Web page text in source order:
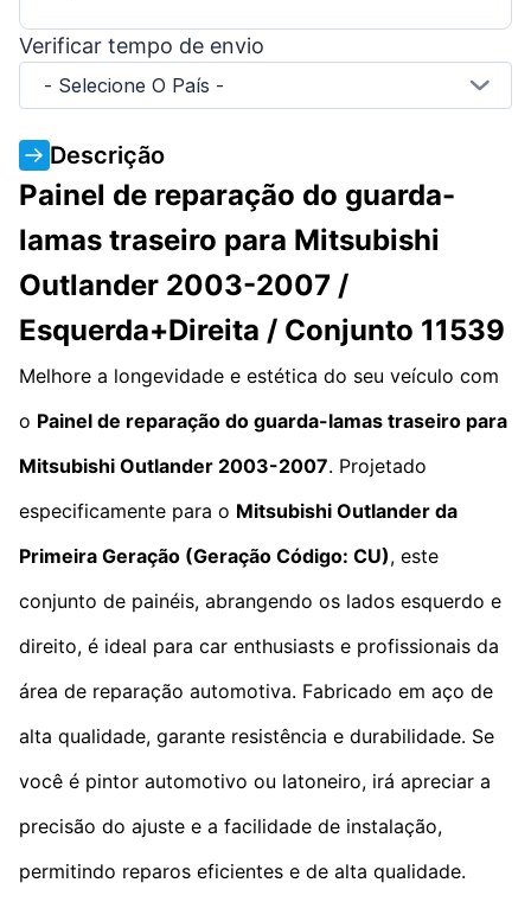
Verificar tempo de envio
- Selecione O País -
Descrição
Painel de reparação do guarda-
lamas traseiro para Mitsubishi
Outlander 2003-2007 /
Esquerda+Direita / Conjunto 11539
Melhore a longevidade e estética do seu veículo com
o Painel de reparação do guarda-lamas traseiro para
Mitsubishi Outlander 2003-2007. Projetado
especificamente para o Mitsubishi Outlander da
Primeira Geração (Geração Código: CU), este
conjunto de painéis, abrangendo os lados esquerdo e
direito, é ideal para car enthusiasts e profissionais da
área de reparação automotiva. Fabricado em aço de
alta qualidade, garante resistência e durabilidade. Se
você é pintor automotivo ou latoneiro, irá apreciar a
precisão do ajuste e a facilidade de instalação,
permitindo reparos eficientes e de alta qualidade.